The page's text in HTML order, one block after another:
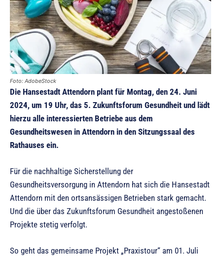
Foto: AdobeStock
Die Hansestadt Attendorn plant für Montag, den 24. Juni
2024, um 19 Uhr, das 5. Zukunftsforum Gesundheit und lädt
hierzu alle interessierten Betriebe aus dem
Gesundheitswesen in Attendorn in den Sitzungssaal des
Rathauses ein.
Für die nachhaltige Sicherstellung der
Gesundheitsversorgung in Attendorn hat sich die Hansestadt
Attendorn mit den ortsansässigen Betrieben stark gemacht.
Und die über das Zukunftsforum Gesundheit angestoßenen
Projekte stetig verfolgt.
So geht das gemeinsame Projekt „Praxistour“ am 01. Juli